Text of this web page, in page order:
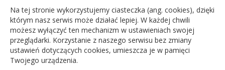
OFICJALNY SERWIS INTERNETOWY GMINY BIAŁOPOLE
Na tej stronie wykorzystujemy ciasteczka (ang. cookies), dzięki
którym nasz serwis może działać lepiej. W każdej chwili
możesz wyłączyć ten mechanizm w ustawieniach swojej
przeglądarki. Korzystanie z naszego serwisu bez zmiany
ustawień dotyczących cookies, umieszcza je w pamięci
Twojego urządzenia.